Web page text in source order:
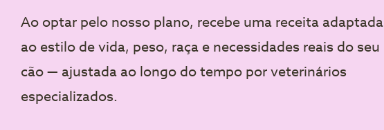
Ao optar pelo nosso plano, recebe uma receita adaptada
ao estilo de vida, peso, raça e necessidades reais do seu
cão — ajustada ao longo do tempo por veterinários
especializados.